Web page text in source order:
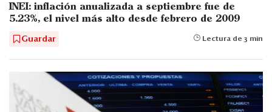
INEI: inflación anualizada a septiembre fue de
5.23%, el nivel más alto desde febrero de 2009
Guardar Lectura de 3 min